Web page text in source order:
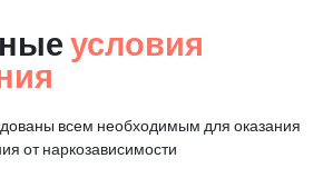
условия
всем необходимым для оказания
от наркозависимости